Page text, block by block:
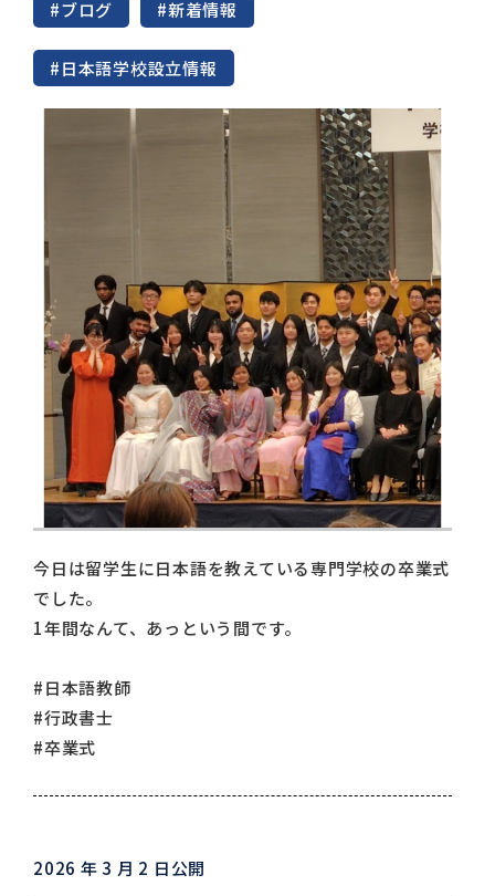
#ブログ #新着情報
#日本語学校設立情報
今日は留学生に日本語を教えている専門学校の卒業式
でした。
1年間なんて、あっという間です。
#日本語教師
#行政書士
#卒業式
2026 年 3 月 2 日公開